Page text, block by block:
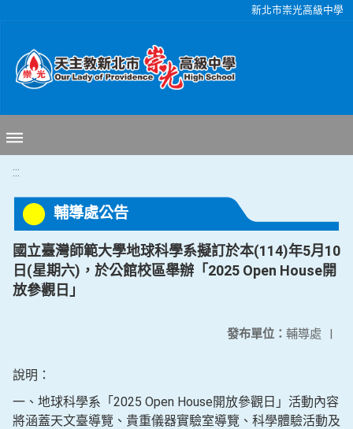
新北市崇光高級中學
:::
輔導處公告
國立臺灣師範大學地球科學系擬訂於本(114)年5月10
日(星期六)，於公館校區舉辦「2025 Open House開
放參觀日」
發布單位： 輔導處 |
說明：
一、地球科學系「2025 Open House開放參觀日」活動內容
將涵蓋天文臺導覽、貴重儀器實驗室導覽、科學體驗活動及